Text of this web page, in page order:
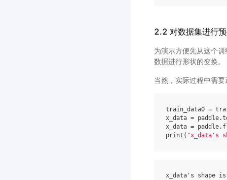
2.2 对数据集进行
为演示方便先从这个
数据进行形状的变换。
当然，实际过程中需
train_data0 =
x_data = paddle.
x_data = paddle.
print ( "x_data's
x_data 's shape